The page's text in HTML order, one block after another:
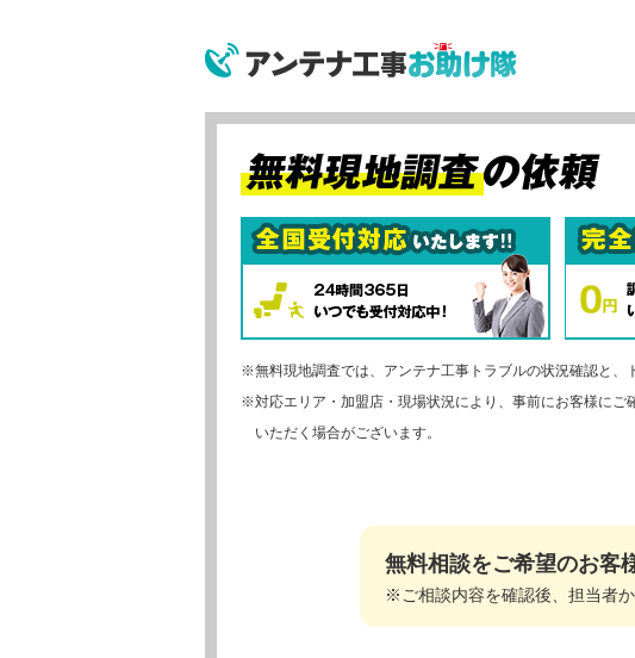
※無料現地調査では、アンテナ工事トラブルの状況確認と、
※対応エリア・加盟店・現場状況により、事前にお客様にご
いただく場合がございます。
無料相談をご希望のお客
※ご相談内容を確認後、担当者